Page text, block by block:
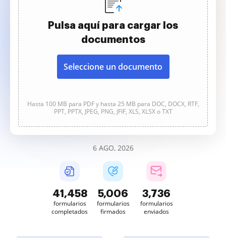
Pulsa aquí para cargar los
documentos
Seleccione un documento
Hasta 100 MB para PDF y hasta 25 MB para DOC, DOCX, RTF,
PPT, PPTX, JPEG, PNG, JFIF, XLS, XLSX o TXT
6 AGO, 2026
41,460
formularios
completados
5,006
formularios
firmados
3,736
formularios
enviados